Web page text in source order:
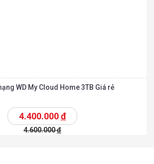
WD My Cloud Home 3TB Giá rẻ
4.400.000đ
4.600.000đ